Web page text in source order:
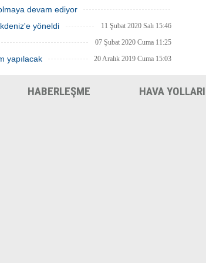
devam ediyor
12 Şubat 2020 Çarşamba 14:22
yöneldi 11 Şubat 2020 Salı 15:46
07 Şubat 2020 Cuma 11:25
yapılacak 20 Aralık 2019 Cuma 15:03
HABERLEŞME HAVA YOLLARI